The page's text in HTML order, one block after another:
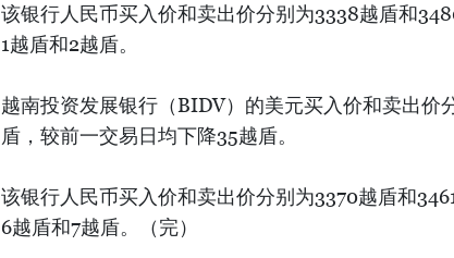
该银行人民币买入价和卖出价分别为3338越盾和
1越盾和2越盾。
越南投资发展银行（BIDV）的美元买入价和卖出价
盾，较前一交易日均下降35越盾。
该银行人民币买入价和卖出价分别为3370越盾和
6越盾和7越盾。（完）